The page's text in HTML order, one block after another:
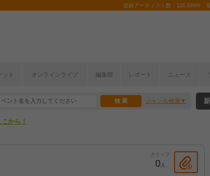
登録アーティスト数：126,599件
ット オンラインライブ 編集部 レポート ニュース
ジャンル検索
半期編発表！
から！
クリップ
0人